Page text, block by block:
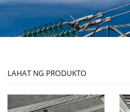
LAHAT NG PRODUKTO